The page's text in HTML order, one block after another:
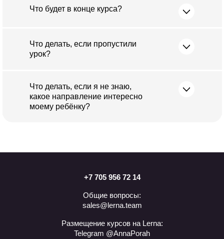
Что будет в конце курса?
Что делать, если пропустили
урок?
Что делать, если я не знаю,
какое направление интересно
моему ребёнку?
+7 705 956 72 14
Общие вопросы:
sales@lerna.team
Размещение курсов на Lerna:
Telegram @AnnaPorah